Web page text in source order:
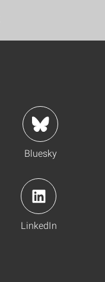
Bluesky
LinkedIn